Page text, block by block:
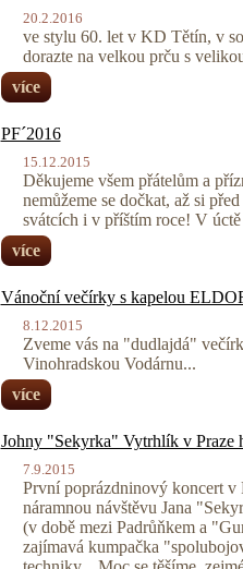
20.2.2016
ve stylu 60. let v KD Tětín, v
dorazte na velkou prču s
více
PF´2016
15.12.2015
Děkujeme všem přátelům a
nemůžeme se dočkat, až si
svátcích i v příštím roce! V
více
Vánoční večírky s kapelou
8.12.2015
Zveme vás na "dudlajdá"
Vinohradskou Vodárnu...
více
Johny "Sekyrka" Vytrhlík v
7.9.2015
První poprázdninový koncert
náramnou návštěvu Jana
(v době mezi Padrůňkem a
zajímavá kumpačka